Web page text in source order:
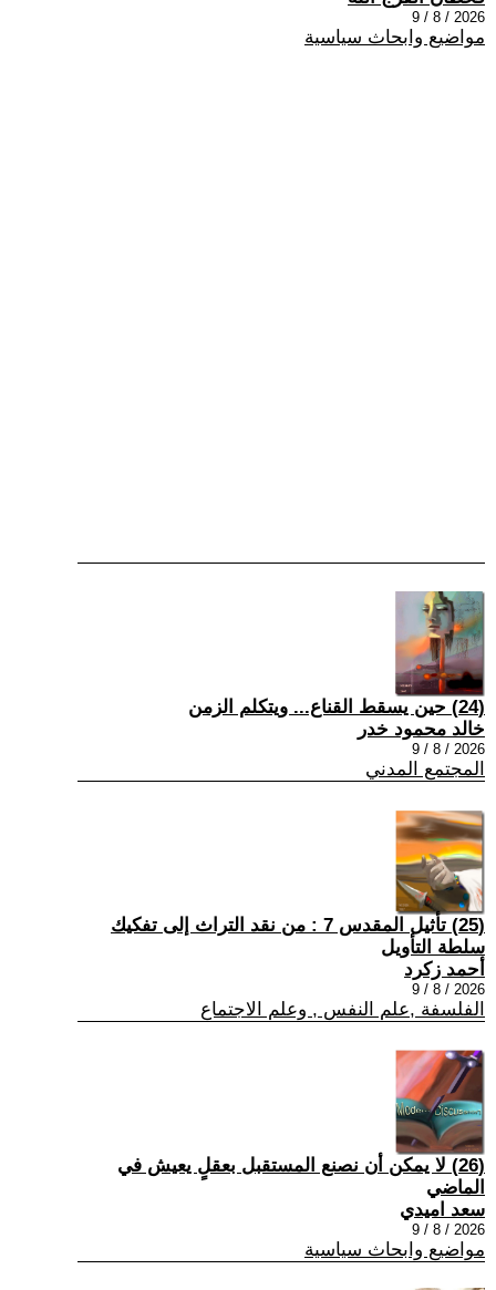
2026 / 8 / 9
مواضيع وابحاث سياسية
(24) حين يسقط القناع... ويتكلم الزمن
خالد محمود خدر
2026 / 8 / 9
المجتمع المدني
(25) تأثيل المقدس 7 : من نقد التراث إلى تفكيك
سلطة التأويل
أحمد زكرد
2026 / 8 / 9
الفلسفة ,علم النفس , وعلم الاجتماع
(26) لا يمكن أن نصنع المستقبل بعقلٍ يعيش في
الماضي
سعد اميدي
2026 / 8 / 9
مواضيع وابحاث سياسية